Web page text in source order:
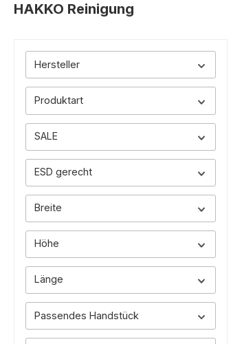
HAKKO Reinigung
Hersteller
Produktart
SALE
ESD gerecht
Breite
Höhe
Länge
Passendes Handstück